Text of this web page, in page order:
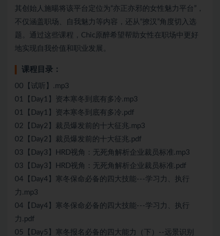
其创始人施暘将该平台定位为“亦正亦邪的女性魅力平台”，
不仅涵盖职场、自我魅力等内容，还从“撩汉”角度切入选
题。通过这些课程，Chic原醉希望帮助女性在职场中更好
地实现自我价值和职业发展。
课程目录：
00【试听】.mp3
01【Day1】资本寒冬到底有多冷.mp3
01【Day1】资本寒冬到底有多冷.pdf
02【Day2】裁员爆发前的十大征兆.mp3
02【Day2】裁员爆发前的十大征兆.pdf
03【Day3】HRD视角：无死角解析企业裁员标准.mp3
03【Day3】HRD视角：无死角解析企业裁员标准.pdf
04【Day4】寒冬保命必备的四大技能---学习力、执行
力.mp3
04【Day4】寒冬保命必备的四大技能---学习力、执行
力.pdf
05【Day5】寒冬报名必备的四大能力（下）--远景识别